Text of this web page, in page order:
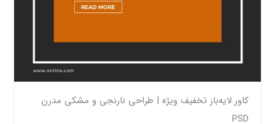
کاور لایه‌باز تخفیف ویژه | طراحی نارنجی و مشکی مدرن
PSD